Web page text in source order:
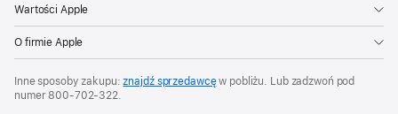
Wartości Apple
O firmie Apple
Inne sposoby zakupu:znajdź sprzedawcęw pobliżu. Lub zadzwoń pod
numer800‑702‑322.